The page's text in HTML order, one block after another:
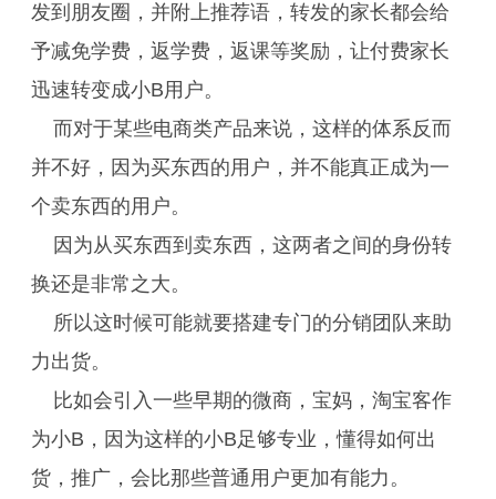
发到朋友圈，并附上推荐语，转发的家长都会给
予减免学费，返学费，返课等奖励，让付费家长
迅速转变成小B用户。
而对于某些电商类产品来说，这样的体系反而
并不好，因为买东西的用户，并不能真正成为一
个卖东西的用户。
因为从买东西到卖东西，这两者之间的身份转
换还是非常之大。
所以这时候可能就要搭建专门的分销团队来助
力出货。
比如会引入一些早期的微商，宝妈，淘宝客作
为小B，因为这样的小B足够专业，懂得如何出
货，推广，会比那些普通用户更加有能力。